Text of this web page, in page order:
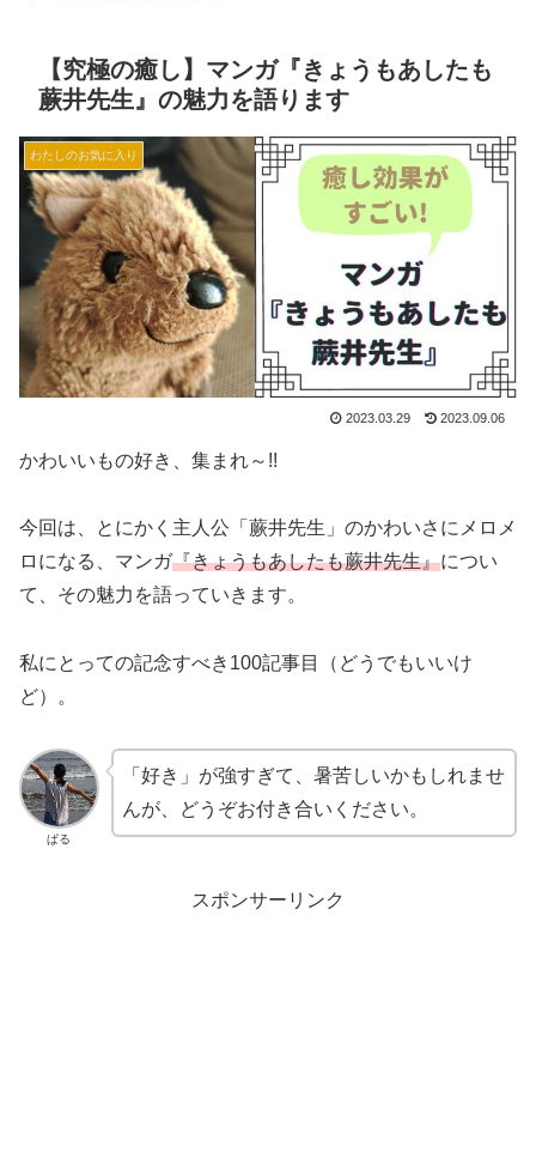
【究極の癒し】マンガ『きょうもあしたも
蕨井先生』の魅力を語ります
わたしのお気に入り
2023.03.29 2023.09.06
かわいいもの好き、集まれ～!!
今回は、とにかく主人公「蕨井先生」のかわいさにメロメ
ロになる、マンガ『きょうもあしたも蕨井先生』につい
て、その魅力を語っていきます。
私にとっての記念すべき100記事目（どうでもいいけ
ど）。
ぱる
「好き」が強すぎて、暑苦しいかもしれませ
んが、どうぞお付き合いください。
スポンサーリンク